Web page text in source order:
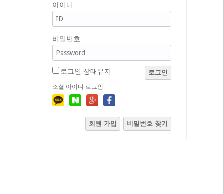
아이디
비밀번호
로그인 상태유지 로그인
소셜 아이디 로그인
회원 가입 비밀번호 찾기